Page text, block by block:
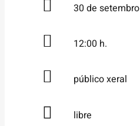
30 de setembro
12:00 h.
público xeral
libre